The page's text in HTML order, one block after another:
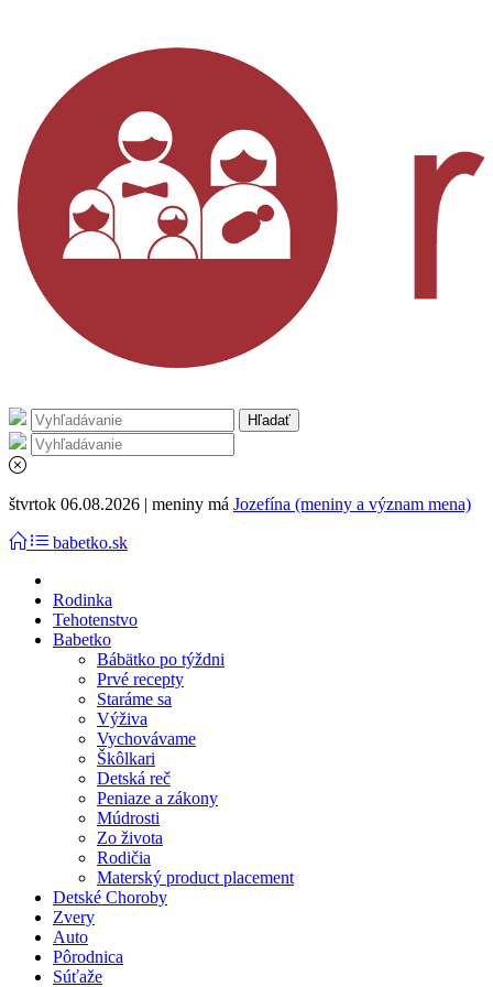
štvrtok 06.08.2026 | meniny má Jozefína (meniny a význam mena)
babetko.sk
Rodinka
Tehotenstvo
Babetko
Bábätko po týždni
Prvé recepty
Staráme sa
Výživa
Vychovávame
Škôlkari
Detská reč
Peniaze a zákony
Múdrosti
Zo života
Rodičia
Materský product placement
Detské Choroby
Zvery
Auto
Pôrodnica
Súťaže